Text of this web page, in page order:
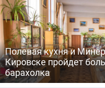
Полевая кухня и
Кировске пройдет
барахолка